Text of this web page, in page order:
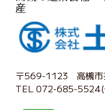
産
〒569-1123 高槻市
TEL 072-685-